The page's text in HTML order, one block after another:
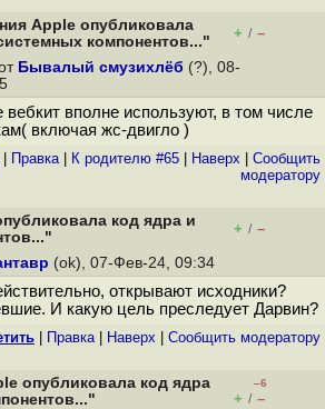
Apple опубликовала
компонентов..."
+ / –
Бывалый смузихлёб (?), 08-
вебкит вполне используют, в том числе
включая жс-двигло )
Правка| К родителю #65 Наверх
Cообщить
модератору
код ядра и
+ / –
(ok), 07-Фев-24, 09:34
открывают исходники?
И какую цель преследует Дарвин?
Правка| Наверх Cообщить модератору
опубликовала код ядра
–6
+ / –